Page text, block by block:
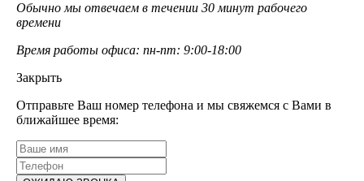
Обычно мы отвечаем в течении 30 минут рабочего
времени
Время работы офиса: пн-пт: 9:00-18:00
Закрыть
Отправьте Ваш номер телефона и мы свяжемся с Вами в
ближайшее время: